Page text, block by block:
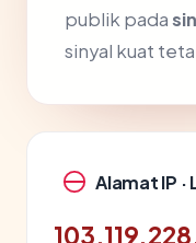
publik pada
sinyal kuat
Alamat IP ·